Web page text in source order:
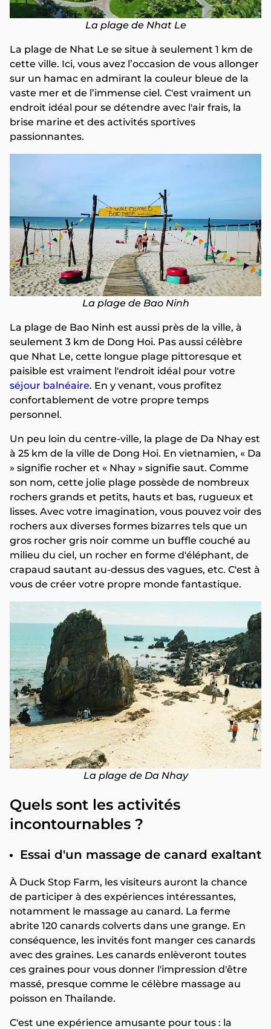
La plage de Nhat Le
La plage de Nhat Le se situe à seulement 1 km de
cette ville. Ici, vous avez l’occasion de vous allonger
sur un hamac en admirant la couleur bleue de la
vaste mer et de l’immense ciel. C'est vraiment un
endroit idéal pour se détendre avec l'air frais, la
brise marine et des activités sportives
passionnantes.
La plage de Bao Ninh
La plage de Bao Ninh est aussi près de la ville, à
seulement 3 km de Dong Hoi. Pas aussi célèbre
que Nhat Le, cette longue plage pittoresque et
paisible est vraiment l'endroit idéal pour votre
séjour balnéaire. En y venant, vous profitez
confortablement de votre propre temps
personnel.
Un peu loin du centre-ville, la plage de Da Nhay est
à 25 km de la ville de Dong Hoi. En vietnamien, « Da
» signifie rocher et « Nhay » signifie saut. Comme
son nom, cette jolie plage possède de nombreux
rochers grands et petits, hauts et bas, rugueux et
lisses. Avec votre imagination, vous pouvez voir des
rochers aux diverses formes bizarres tels que un
gros rocher gris noir comme un buffle couché au
milieu du ciel, un rocher en forme d'éléphant, de
crapaud sautant au-dessus des vagues, etc. C'est à
vous de créer votre propre monde fantastique.
La plage de Da Nhay
Quels sont les activités
incontournables ?
Essai d'un massage de canard exaltant
À Duck Stop Farm, les visiteurs auront la chance
de participer à des expériences intéressantes,
notamment le massage au canard. La ferme
abrite 120 canards colverts dans une grange. En
conséquence, les invités font manger ces canards
avec des graines. Les canards enlèveront toutes
ces graines pour vous donner l'impression d'être
massé, presque comme le célèbre massage au
poisson en Thailande.
C'est une expérience amusante pour tous : la